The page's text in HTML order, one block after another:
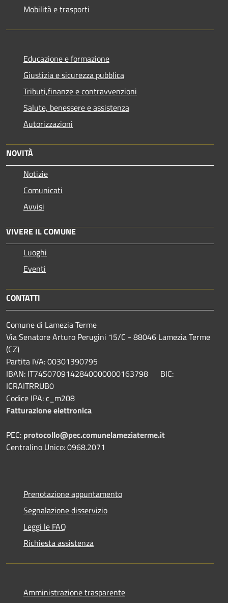
Mobilità e trasporti
Educazione e formazione
Giustizia e sicurezza pubblica
Tributi,finanze e contravvenzioni
Salute, benessere e assistenza
Autorizzazioni
NOVITÀ
Notizie
Comunicati
Avvisi
VIVERE IL COMUNE
Luoghi
Eventi
CONTATTI
Comune di Lamezia Terme
Via Senatore Arturo Perugini 15/C - 88046 Lamezia Terme
(CZ)
Partita IVA: 00301390795
IBAN: IT74S0709142840000000163798 BIC:
ICRAITRRUB0
Codice IPA: c_m208
Fatturazione elettronica
PEC: protocollo@pec.comunelameziaterme.it
Centralino Unico: 0968.2071
Prenotazione appuntamento
Segnalazione disservizio
Leggi le FAQ
Richiesta assistenza
Amministrazione trasparente